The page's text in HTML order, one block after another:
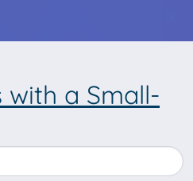
a Small-